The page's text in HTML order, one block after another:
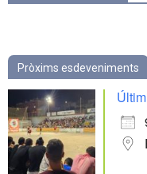
Pròxims esdeveniments